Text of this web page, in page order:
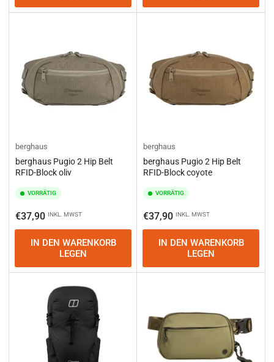
berghaus
berghaus Pugio 2 Hip Belt
RFID-Block oliv
VORRÄTIG
Normaler
Preis
€37,90 INKL. MWST
IN DEN WARENKORB
LEGEN
berghaus
berghaus Pugio 2 Hip Belt
RFID-Block coyote
VORRÄTIG
Normaler
Preis
€37,90 INKL. MWST
IN DEN WARENKORB
LEGEN